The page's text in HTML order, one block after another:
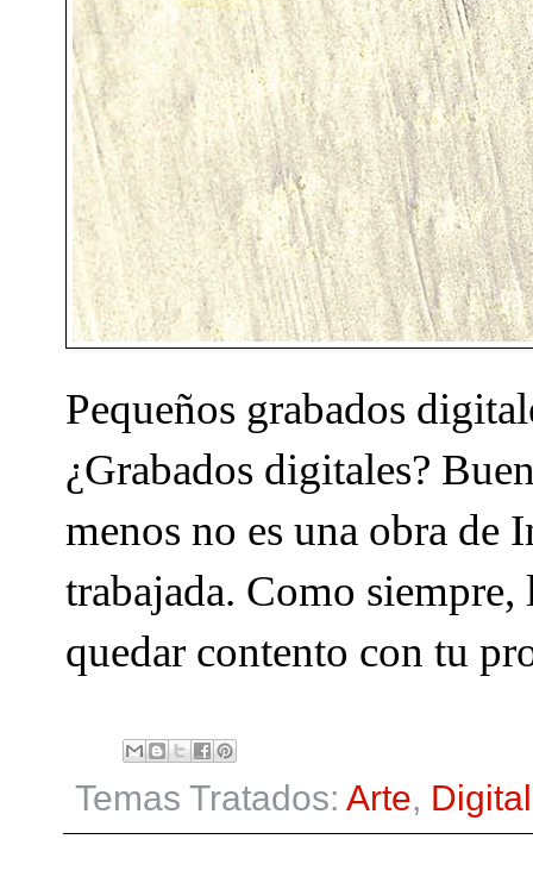
Pequeños grabados
¿Grabados digitales?
menos no es una obra
trabajada. Como siempre,
quedar contento con tu
Temas Tratados: Arte, Digital